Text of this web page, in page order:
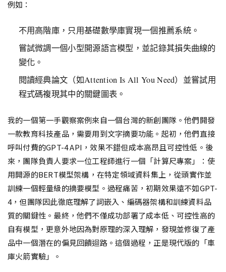
例如：
不用高階庫，只用基礎數學庫實現一個推薦系統。
嘗試微調一個小型開源語言模型，並記錄其損失曲線的
變化。
閱讀經典論文（如Attention Is All You Need）並嘗試用
程式碼複現其中的關鍵圖表。
我的一個第一手觀察案例來自一個台灣的新創團隊。他們開發
一款教育科技產品，需要用到文字摘要功能。起初，他們直接
呼叫付費的GPT-4 API，效果不錯但成本高昂且可控性低。後
來，團隊負責人要求一位工程師進行一個「計算尺專案」：使
用開源的BERT模型架構，在特定領域資料集上，從頭實作並
訓練一個輕量級的摘要模型。過程痛苦，初期效果遠不如GPT-
4，但團隊因此徹底理解了詞嵌入、編碼器架構和訓練資料品
質的關鍵性。最終，他們不僅成功部署了成本低、可控性高的
自有模型，更意外地因為對原理的深入理解，發現並修復了產
品中一個潛在的偏見回饋迴路。這個過程，正是現代版的「車
庫火箭實驗」。